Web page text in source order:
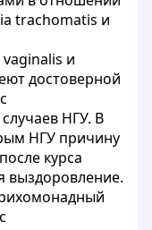
trachomatis и
и
достоверной
НГУ. В
НГУ причину
курса
выздоровление.